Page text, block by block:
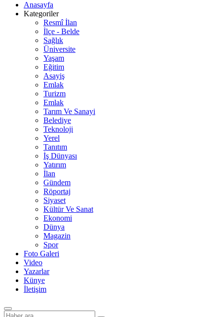
Anasayfa
Kategoriler
Resmî İlan
İlçe - Belde
Sağlık
Üniversite
Yaşam
Eğitim
Asayiş
Emlak
Turizm
Emlak
Tarım Ve Sanayi
Belediye
Teknoloji
Yerel
Tanıtım
İş Dünyası
Yatırım
İlan
Gündem
Röportaj
Siyaset
Kültür Ve Sanat
Ekonomi
Dünya
Magazin
Spor
Foto Galeri
Video
Yazarlar
Künye
İletişim